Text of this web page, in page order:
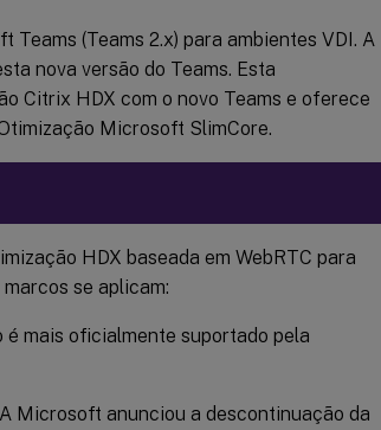
(Teams 2.x) para ambientes VDI. A
nova versão do Teams. Esta
Citrix HDX com o novo Teams e oferece
Microsoft SlimCore.
HDX baseada em WebRTC para
se aplicam:
é mais oficialmente suportado pela
Microsoft anunciou a descontinuação da